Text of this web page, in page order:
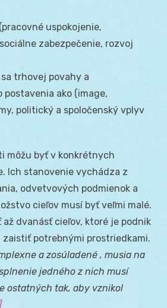
uspokojenie,
zabezpečenie, rozvoj
trhovej povahy a
postavenia ako (image,
politický a spoločenský vplyv
môžu byť v konkrétnych
Ich stanovenie vychádza z
odvetvových podmienok a
cieľov musí byť veľmi malé.
až dvanásť cieľov, ktoré je podnik
potrebnými prostriedkami.
a zosúladené , musia na
jedného z nich musí
ostatných tak, aby vznikol